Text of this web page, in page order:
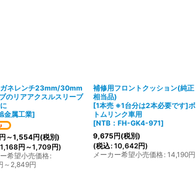
ガネレンチ23mm/30mm
のリアアクスルスリーブ
金属工業]
円 ～1,554円(税別)
1,168円 ～1,709円)
希望小売価格:
～2,849円
補修用フロントクッション(純正
相当品)
[1本売 ※1台分は2本必要です]ボ
トムリンク車用
[NTB：FH-GK4-971]
9,675円(税別)
(税込: 10,642円)
メーカー希望小売価格: 14,190円